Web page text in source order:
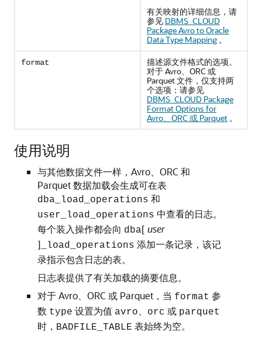
有关映射的详细信息，请
参见 DBMS_CLOUD
Package Avro to Oracle
Data Type Mapping 。
format
描述源文件格式的选项。
对于 Avro、ORC 或
Parquet 文件，仅支持两
个选项：请参见
DBMS_CLOUD Package
Format Options for
Avro、ORC 或 Parquet 。
使用说明
与其他数据文件一样，Avro、ORC 和
Parquet 数据加载会生成可在表
dba_load_operations 和
user_load_operations 中查看的日志。
每个装入操作都会向 dba[ user
] _load_operations 添加一条记录，该记
录指示包含日志的表。
日志表提供了有关加载的摘要信息。
对于 Avro、ORC 或 Parquet，当 format 参
数 type 设置为值 avro orc 或 parquet
时， BADFILE_TABLE 表始终为空。